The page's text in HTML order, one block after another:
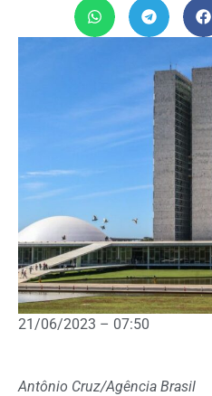
21/06/2023 – 07:50
Antônio Cruz/Agência Brasil